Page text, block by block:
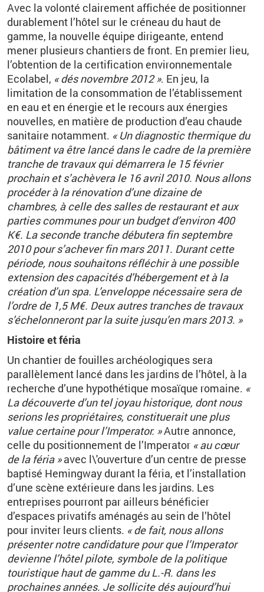
Avec la volonté clairement affichée de positionner
durablement l’hôtel sur le créneau du haut de
gamme, la nouvelle équipe dirigeante, entend
mener plusieurs chantiers de front. En premier lieu,
l’obtention de la certification environnementale
Ecolabel, « dés novembre 2012 ». En jeu, la
limitation de la consommation de l’établissement
en eau et en énergie et le recours aux énergies
nouvelles, en matière de production d’eau chaude
sanitaire notamment. « Un diagnostic thermique du
bâtiment va être lancé dans le cadre de la première
tranche de travaux qui démarrera le 15 février
prochain et s’achèvera le 16 avril 2010. Nous allons
procéder à la rénovation d’une dizaine de
chambres, à celle des salles de restaurant et aux
parties communes pour un budget d’environ 400
K€. La seconde tranche débutera fin septembre
2010 pour s’achever fin mars 2011. Durant cette
période, nous souhaitons réfléchir à une possible
extension des capacités d’hébergement et à la
création d’un spa. L’enveloppe nécessaire sera de
l’ordre de 1,5 M€. Deux autres tranches de travaux
s’échelonneront par la suite jusqu’en mars 2013. »
Histoire et féria
Un chantier de fouilles archéologiques sera
parallèlement lancé dans les jardins de l’hôtel, à la
recherche d’une hypothétique mosaïque romaine. «
La découverte d’un tel joyau historique, dont nous
serions les propriétaires, constituerait une plus
value certaine pour l’Imperator. »Autre annonce,
celle du positionnement de l’Imperator « au cœur
de la féria »avec l\'ouverture d’un centre de presse
baptisé Hemingway durant la féria, et l’installation
d’une scène extérieure dans les jardins. Les
entreprises pourront par ailleurs bénéficier
d’espaces privatifs aménagés au sein de l’hôtel
pour inviter leurs clients. « de fait, nous allons
présenter notre candidature pour que l’Imperator
devienne l’hôtel pilote, symbole de la politique
touristique haut de gamme du L.-R. dans les
prochaines années. Je sollicite dés aujourd’hui